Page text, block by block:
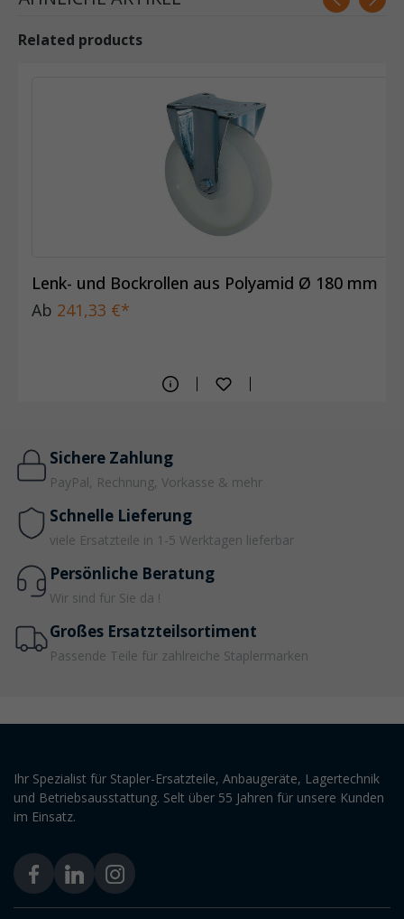
Related products
Lenk- und Bockrollen aus Polyamid Ø 180 mm
Ab 241,33 €*
Sichere Zahlung
PayPal, Rechnung, Vorkasse & mehr
Schnelle Lieferung
viele Ersatzteile in 1-5 Werktagen lieferbar
Persönliche Beratung
Wir sind für Sie da !
Großes Ersatzteilsortiment
Passende Teile für zahlreiche Staplermarken
Ihr Spezialist für Stapler-Ersatzteile, Anbaugeräte, Lagertechnik
und Betriebsausstattung. Selt über 55 Jahren für unsere Kunden
im Einsatz.